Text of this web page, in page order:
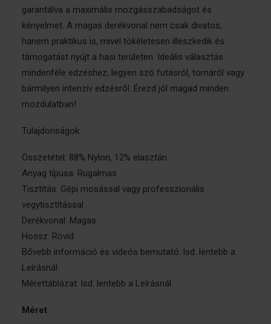
garantálva a maximális mozgásszabadságot és
kényelmet. A magas derékvonal nem csak divatos,
hanem praktikus is, mivel tökéletesen illeszkedik és
támogatást nyújt a hasi területen. Ideális választás
mindenféle edzéshez, legyen szó futásról, tornáról vagy
bármilyen intenzív edzésről. Érezd jól magad minden
mozdulatban!
Tulajdonságok:
Összetétel: 88% Nylon, 12% elasztán
Anyag típusa: Rugalmas
Tisztítás: Gépi mosással vagy professzionális
vegytisztítással
Derékvonal: Magas
Hossz: Rövid
Bővebb információ és videós bemutató: lsd. lentebb a
Leírásnál
Mérettáblázat: lsd. lentebb a Leírásnál
Méret